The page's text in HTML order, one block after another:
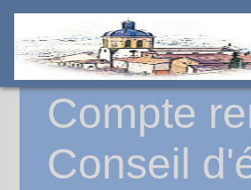
Compte
Conseil